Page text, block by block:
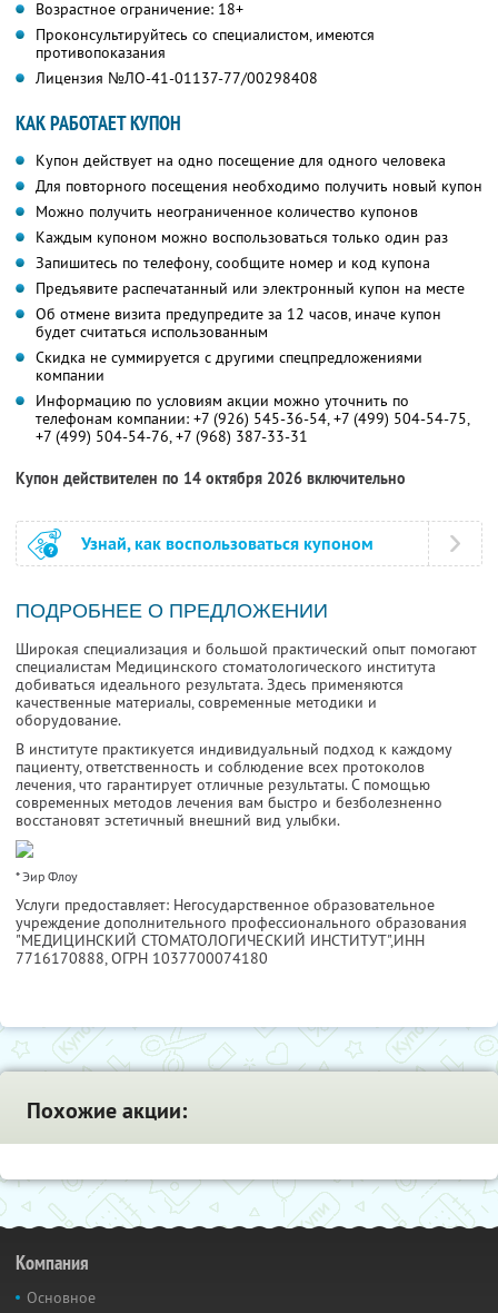
Возрастное ограничение: 18+
Проконсультируйтесь со специалистом, имеются
противопоказания
Лицензия №ЛО-41-01137-77/00298408
КАК РАБОТАЕТ КУПОН
Купон действует на одно посещение для одного человека
Для повторного посещения необходимо получить новый купон
Можно получить неограниченное количество купонов
Каждым купоном можно воспользоваться только один раз
Запишитесь по телефону, сообщите номер и код купона
Предъявите распечатанный или электронный купон на месте
Об отмене визита предупредите за 12 часов, иначе купон
будет считаться использованным
Скидка не суммируется с другими спецпредложениями
компании
Информацию по условиям акции можно уточнить по
телефонам компании: +7 (926) 545-36-54,+7 (499) 504-54-75,
+7 (499) 504-54-76,+7 (968) 387-33-31
Купон действителен по 14 октября 2026 включительно
Узнай, как воспользоваться купоном
ПОДРОБНЕЕ О ПРЕДЛОЖЕНИИ
Широкая специализация и большой практический опыт помогают
специалистам Медицинского стоматологического института
добиваться идеального результата. Здесь применяются
качественные материалы, современные методики и
оборудование.
В институте практикуется индивидуальный подход к каждому
пациенту, ответственность и соблюдение всех протоколов
лечения, что гарантирует отличные результаты. С помощью
современных методов лечения вам быстро и безболезненно
восстановят эстетичный внешний вид улыбки.
* Эир Флоу
Услуги предоставляет: Негосударственное образовательное
учреждение дополнительного профессионального образования
"МЕДИЦИНСКИЙ СТОМАТОЛОГИЧЕСКИЙ ИНСТИТУТ",ИНН
7716170888, ОГРН 1037700074180
Похожие акции:
Компания
Основное